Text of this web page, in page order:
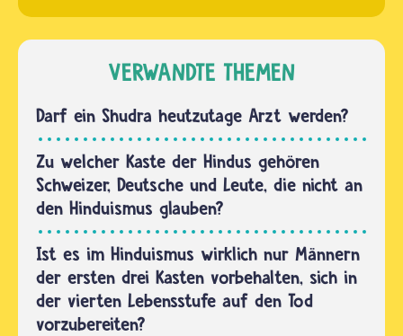
hin: •
verschiedene
Stände in
Gesellschaft,
die
Kasten.
Ihnen
sind
bestimmte
Farben
zugeordnet.
Sie…
VERWANDTE THEMEN
Darf ein Shudra heutzutage Arzt werden?
Zu welcher Kaste der Hindus gehören
Schweizer, Deutsche und Leute, die nicht an
den Hinduismus glauben?
Ist es im Hinduismus wirklich nur Männern
der ersten drei Kasten vorbehalten, sich in
der vierten Lebensstufe auf den Tod
vorzubereiten?